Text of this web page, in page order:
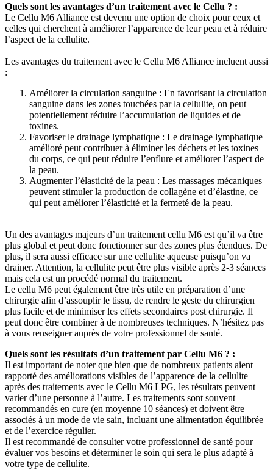
Quels sont les avantages d’un traitement avec le Cellu ? :
Le Cellu M6 Alliance est devenu une option de choix pour ceux et
celles qui cherchent à améliorer l’apparence de leur peau et à réduire
l’aspect de la cellulite.
Les avantages du traitement avec le Cellu M6 Alliance incluent aussi
:
Améliorer la circulation sanguine : En favorisant la circulation
sanguine dans les zones touchées par la cellulite, on peut
potentiellement réduire l’accumulation de liquides et de
toxines.
Favoriser le drainage lymphatique : Le drainage lymphatique
amélioré peut contribuer à éliminer les déchets et les toxines
du corps, ce qui peut réduire l’enflure et améliorer l’aspect de
la peau.
Augmenter l’élasticité de la peau : Les massages mécaniques
peuvent stimuler la production de collagène et d’élastine, ce
qui peut améliorer l’élasticité et la fermeté de la peau.
Un des avantages majeurs d’un traitement cellu M6 est qu’il va être
plus global et peut donc fonctionner sur des zones plus étendues. De
plus, il sera aussi efficace sur une cellulite aqueuse puisqu’on va
drainer. Attention, la cellulite peut être plus visible après 2-3 séances
mais cela est un procédé normal du traitement.
Le cellu M6 peut également être très utile en préparation d’une
chirurgie afin d’assouplir le tissu, de rendre le geste du chirurgien
plus facile et de minimiser les effets secondaires post chirurgie. Il
peut donc être combiner à de nombreuses techniques. N’hésitez pas
à vous renseigner auprès de votre professionnel de santé.
Quels sont les résultats d’un traitement par Cellu M6 ? :
Il est important de noter que bien que de nombreux patients aient
rapporté des améliorations visibles de l’apparence de la cellulite
après des traitements avec le Cellu M6 LPG, les résultats peuvent
varier d’une personne à l’autre. Les traitements sont souvent
recommandés en cure (en moyenne 10 séances) et doivent être
associés à un mode de vie sain, incluant une alimentation équilibrée
et de l’exercice régulier.
Il est recommandé de consulter votre professionnel de santé pour
évaluer vos besoins et déterminer le soin qui sera le plus adapté à
votre type de cellulite.